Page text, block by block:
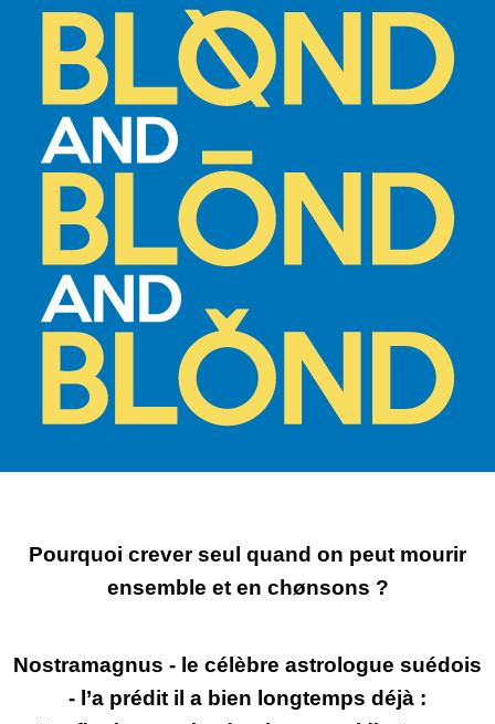
Pourquoi crever seul quand on peut mourir
ensemble et en chønsons ?
Nostramagnus - le célèbre astrologue suédois
- l’a prédit il a bien longtemps déjà :